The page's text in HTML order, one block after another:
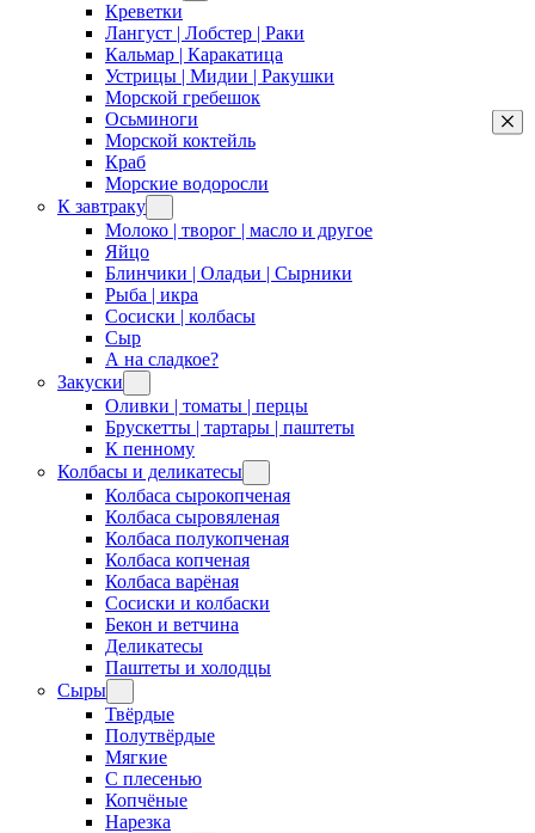
Креветки
Лангуст | Лобстер | Раки
Кальмар | Каракатица
Устрицы | Мидии | Ракушки
Морской гребешок
Осьминоги
Морской коктейль
Краб
Морские водоросли
К завтраку
Молоко | творог | масло и другое
Яйцо
Блинчики | Оладьи | Сырники
Рыба | икра
Сосиски | колбасы
Сыр
А на сладкое?
Закуски
Оливки | томаты | перцы
Брускетты | тартары | паштеты
К пенному
Колбасы и деликатесы
Колбаса сырокопченая
Колбаса сыровяленая
Колбаса полукопченая
Колбаса копченая
Колбаса варёная
Сосиски и колбаски
Бекон и ветчина
Деликатесы
Паштеты и холодцы
Сыры
Твёрдые
Полутвёрдые
Мягкие
С плесенью
Копчёные
Нарезка